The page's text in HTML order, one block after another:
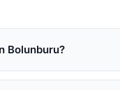
Bolunburu?